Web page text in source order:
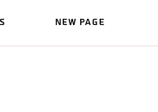
New Page